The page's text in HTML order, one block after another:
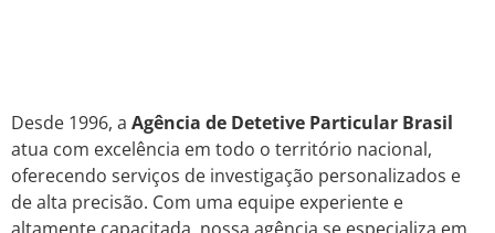
Desde 1996, a Agência de Detetive Particular Brasil
atua com excelência em todo o território nacional,
oferecendo serviços de investigação personalizados e
de alta precisão. Com uma equipe experiente e